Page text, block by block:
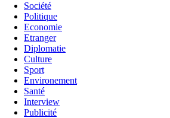
Société
Politique
Economie
Etranger
Diplomatie
Culture
Sport
Environement
Santé
Interview
Publicité